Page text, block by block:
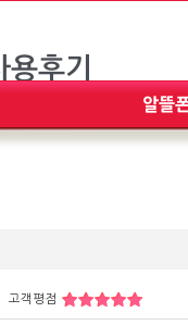
고객평점